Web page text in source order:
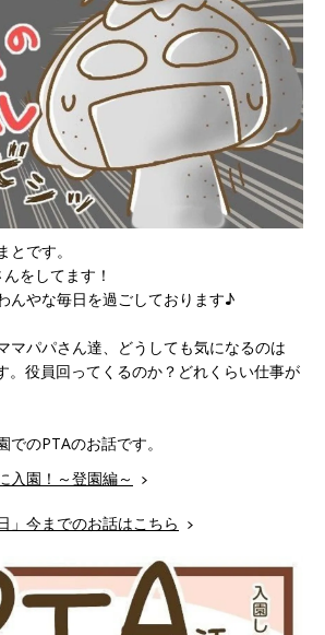
です。
をしてます！
んやな毎日を過ごしております♪
マパパさん達、どうしても気になるのは
。役員回ってくるのか？どれくらい仕事が
のPTAのお話です。
入園！～登園編～
」今までのお話はこちら